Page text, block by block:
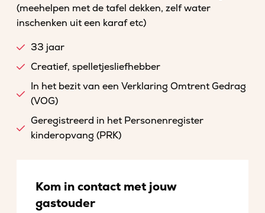
(meehelpen met de tafel dekken, zelf water
inschenken uit een karaf etc)
33 jaar
Creatief, spelletjesliefhebber
In het bezit van een Verklaring Omtrent Gedrag
(VOG)
Geregistreerd in het Personenregister
kinderopvang (PRK)
Kom in contact met jouw
gastouder